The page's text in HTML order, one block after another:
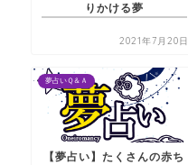
りかける夢
2021年7月20日
夢占いＱ＆Ａ
【夢占い】たくさんの赤ち